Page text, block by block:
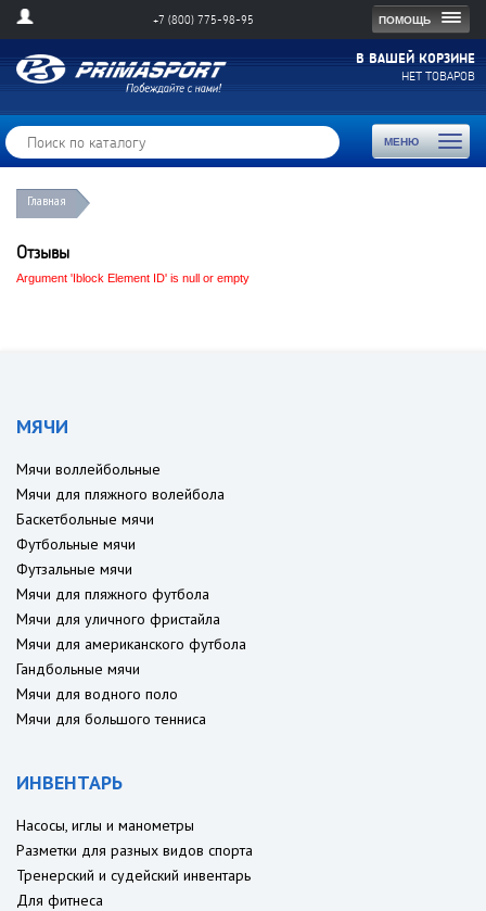
ПОМОЩЬ
+7 (800) 775-98-95
В ВАШЕЙ КОРЗИНЕ
НЕТ ТОВАРОВ
МЕНЮ
Toggle
Главная
Отзывы
Argument 'Iblock Element ID' is null or empty
МЯЧИ
Мячи воллейбольные
Мячи для пляжного волейбола
Баскетбольные мячи
Футбольные мячи
Футзальные мячи
Мячи для пляжного футбола
Мячи для уличного фристайла
Мячи для американского футбола
Гандбольные мячи
Мячи для водного поло
Мячи для большого тенниса
ИНВЕНТАРЬ
Насосы, иглы и манометры
Разметки для разных видов спорта
Тренерский и судейский инвентарь
Для фитнеса